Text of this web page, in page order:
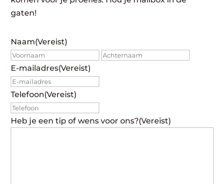
gaten!
Naam(Vereist)
Voornaam
E-mailadres(Vereist)
Telefoon(Vereist)
Heb je een tip of wens voor ons?(Vereist)